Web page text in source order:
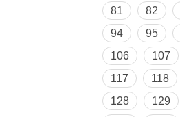
81
82
94
95
106
107
117
118
128
129